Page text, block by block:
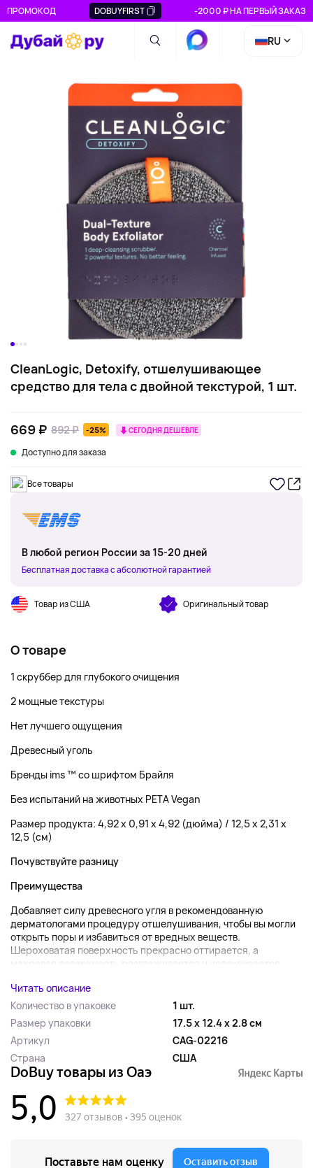
ПРОМОКОД DOBUYFIRST -2000 ₽ НА ПЕРВЫЙ ЗАКАЗ
RU
CleanLogic, Detoxify, отшелушивающее
средство для тела с двойной текстурой, 1 шт.
669 ₽ 892 ₽ -25% СЕГОДНЯ ДЕШЕВЛЕ
Доступно для заказа
Все товары
В любой регион России за 15-20 дней
Бесплатная доставка с абсолютной гарантией
Товар из США Оригинальный товар
О товаре
1 скруббер для глубокого очищения
2 мощные текстуры
Нет лучшего ощущения
Древесный уголь
Бренды ims ™ со шрифтом Брайля
Без испытаний на животных PETA Vegan
Размер продукта: 4,92 x 0,91 x 4,92 (дюйма) / 12,5 x 2,31 x
12,5 (см)
Почувствуйте разницу
Преимущества
Добавляет силу древесного угля в рекомендованную
дерматологами процедуру отшелушивания, чтобы вы могли
открыть поры и избавиться от вредных веществ.
Шероховатая поверхность прекрасно оттирается, а
махровая поверхность разглаживается и успокаивается....
Читать описание
Количество в упаковке
1 шт.
Размер упаковки
17.5 x 12.4 x 2.8 см
Артикул
CAG-02216
Страна
США